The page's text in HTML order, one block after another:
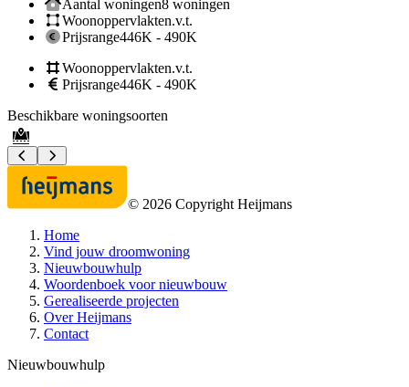
Aantal woningen8 woningen
Woonoppervlakten.v.t.
Prijsrange446K - 490K
Woonoppervlakten.v.t.
Prijsrange446K - 490K
Beschikbare woningsoorten
© 2026 Copyright Heijmans
Home
Vind jouw droomwoning
Nieuwbouwhulp
Woordenboek voor nieuwbouw
Gerealiseerde projecten
Over Heijmans
Contact
Nieuwbouwhulp